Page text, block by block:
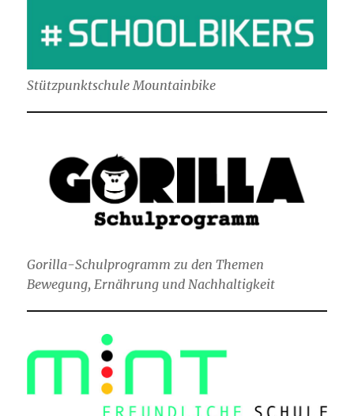
Stützpunktschule Mountainbike
Gorilla-Schulprogramm zu den Themen
Bewegung, Ernährung und Nachhaltigkeit